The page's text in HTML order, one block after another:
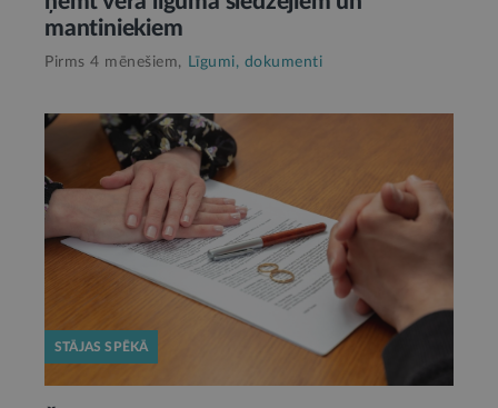
mantiniekiem
Pirms 4 mēnešiem, Līgumi, dokumenti
STĀJAS SPĒKĀ